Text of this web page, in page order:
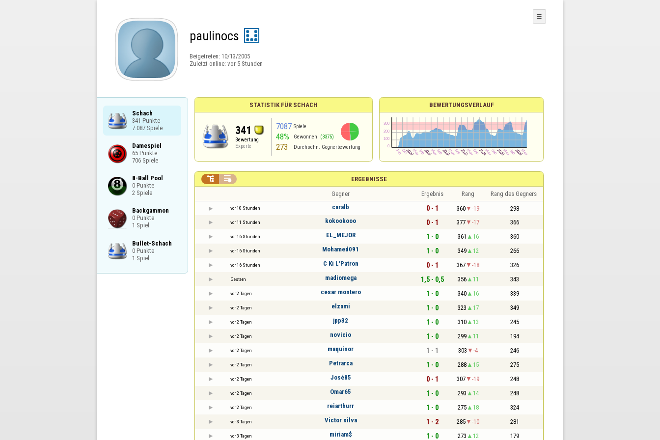
paulinocs
Beigetreten: 10/13/2005
Zuletzt online: vor 5 Stunden
☰
Schach
341 Punkte
7.087 Spiele
Damespiel
65 Punkte
706 Spiele
8-Ball Pool
0 Punkte
2 Spiele
Backgammon
0 Punkte
1 Spiel
Bullet-Schach
0 Punkte
1 Spiel
STATISTIK FÜR SCHACH
341
Bewertung
Experte
7087 Spiele
48% Gewonnen (3375)
273 Durchschn. Gegnerbewertung
BEWERTUNGSVERLAUF
ERGEBNISSE
 
Gegner Ergebnis Rang Rang des Gegners
vor 10 Stunden caralb 0 - 1 360 -19 298
vor 11 Stunden kokookooo 0 - 1 377 -17 366
vor 16 Stunden EL_MEJOR 1 - 0 361 16 360
vor 16 Stunden Mohamed091 1 - 0 349 12 266
vor 16 Stunden C Ki L'Patron 0 - 1 367 -18 326
Gestern madiomega 1,5 - 0,5 356 11 343
vor 2 Tagen cesar montero 1 - 0 340 16 339
vor 2 Tagen elzami 1 - 0 323 17 349
vor 2 Tagen jpp32 1 - 0 310 13 245
vor 2 Tagen novicio 1 - 0 299 11 194
vor 2 Tagen maquinor 1 - 1 303 -4 246
vor 2 Tagen Petrarca 1 - 0 288 15 275
vor 2 Tagen José85 0 - 1 307 -19 248
vor 2 Tagen Omar65 1 - 0 293 14 248
vor 2 Tagen reiarthurr 1 - 0 275 18 324
vor 3 Tagen Victor silva 1 - 2 285 -10 281
vor 3 Tagen miriam$ 1 - 0 273 12 179